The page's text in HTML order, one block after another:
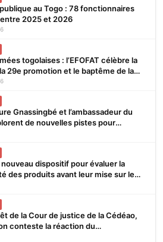
au Togo : 78 fonctionnaires
2025 et 2026
togolaises : l’EFOFAT célèbre la
29e promotion et le baptême de la
Gnassingbé et l’ambassadeur du
de nouvelles pistes pour
coopération bilatérale
dispositif pour évaluer la
des produits avant leur mise sur le
de la Cour de justice de la Cédéao,
conteste la réaction du